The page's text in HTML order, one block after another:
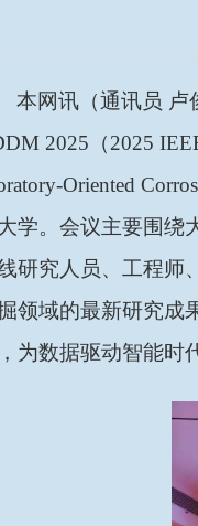
本网讯（通讯员 卢
2025（2025
Oriented
学。会议主要围绕
研究人员、工程师
领域的最新研究成
为数据驱动智能时